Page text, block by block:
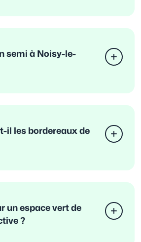
semi à Noisy-le-
il les bordereaux de
un espace vert de
?